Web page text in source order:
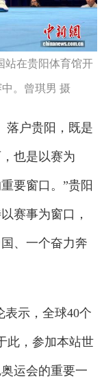
站在贵阳体育馆开
。曾琪男 摄
户贵阳，既是
也是以赛为
要窗口。”贵阳
赛事为窗口，
、一个奋力奔
示，全球40个
此，参加本站世
运会的重要一